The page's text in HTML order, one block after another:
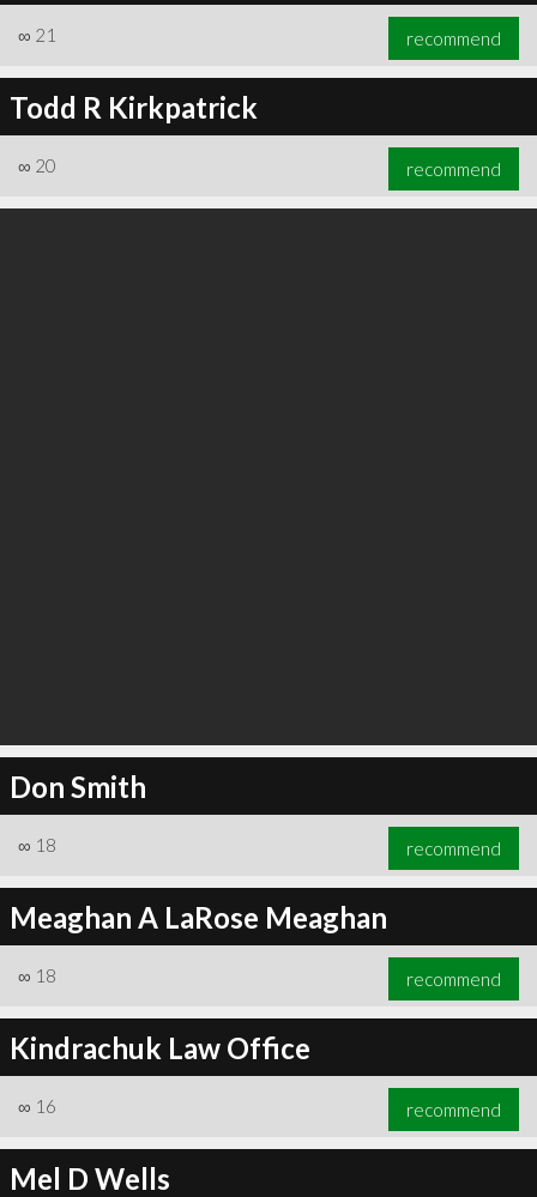
∞ 21 recommend
Todd R Kirkpatrick
∞ 20 recommend
Don Smith
∞ 18 recommend
Meaghan A LaRose Meaghan
∞ 18 recommend
Kindrachuk Law Office
∞ 16 recommend
Mel D Wells